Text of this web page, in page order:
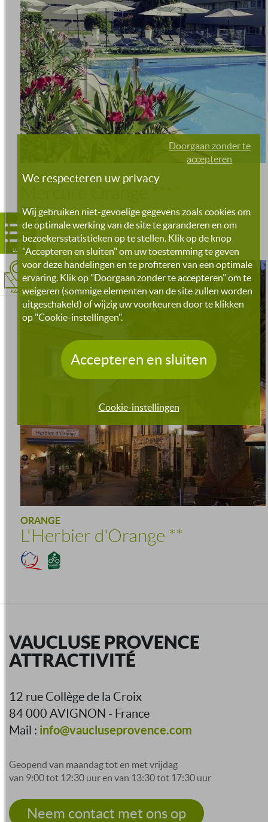
LIJST
KAART
ORANGE
ORANGE
L'Herbier d'Orange **
VAUCLUSE PROVENCE
ATTRACTIVITÉ
12 rue Collège de la Croix
84 000 AVIGNON - France
Mail : info@vaucluseprovence.com
Geopend van maandag tot en met vrijdag
van 9:00 tot 12:30 uur en van 13:30 tot 17:30 uur
Neem contact met ons op
Doorgaan zonder te
accepteren
We respecteren uw privacy
Wij gebruiken niet-gevoelige gegevens zoals cookies om
de optimale werking van de site te garanderen en om
bezoekersstatistieken op te stellen. Klik op de knop
"Accepteren en sluiten" om uw toestemming te geven
voor deze handelingen en te profiteren van een optimale
ervaring. Klik op "Doorgaan zonder te accepteren" om te
weigeren (sommige elementen van de site zullen worden
uitgeschakeld) of wijzig uw voorkeuren door te klikken
op "Cookie-instellingen".
Cookie-instellingen
Accepteren en sluiten